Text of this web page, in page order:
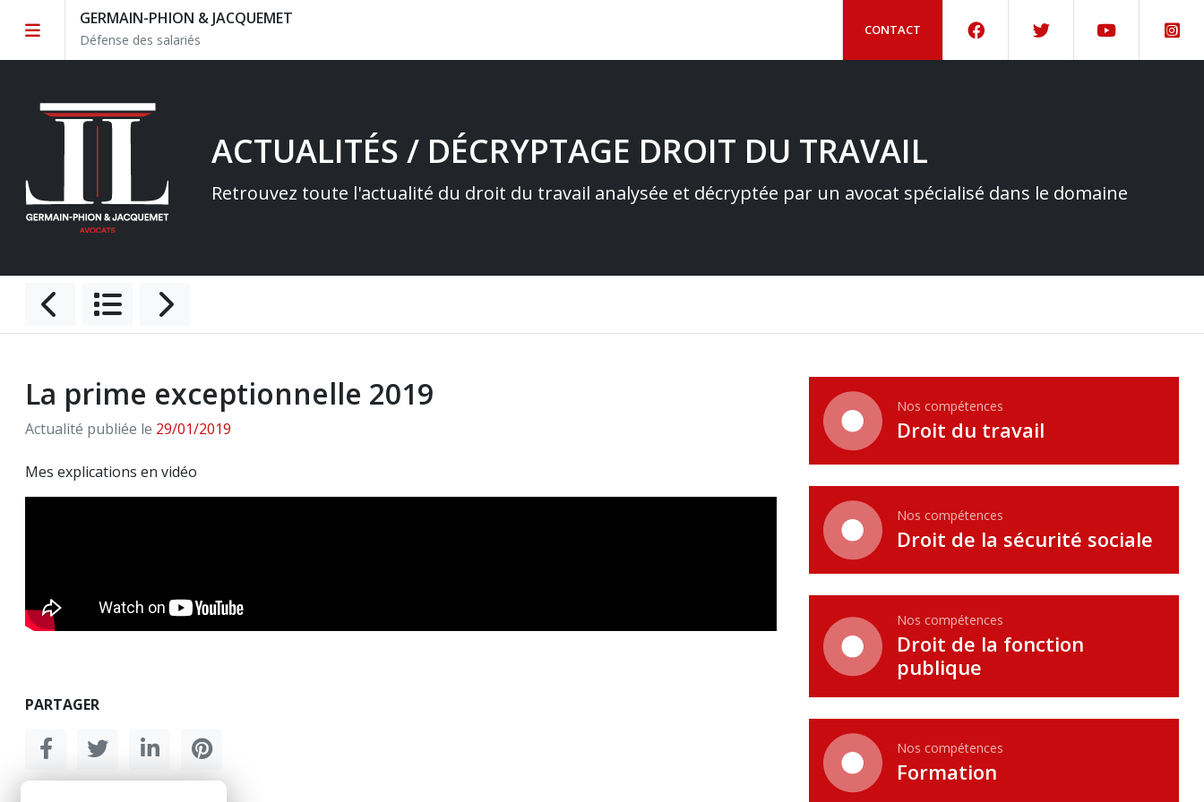
GERMAIN-PHION & JACQUEMET
Défense des salariés
CONTACT
ACTUALITÉS / DÉCRYPTAGE DROIT DU TRAVAIL
Retrouvez toute l'actualité du droit du travail analysée et décryptée par un avocat spécialisé dans le domaine
La prime exceptionnelle 2019
Actualité publiée le 29/01/2019
Mes explications en vidéo
PARTAGER
Nos compétences
Droit du travail
Nos compétences
Droit de la sécurité sociale
Nos compétences
Droit de la fonction
publique
Nos compétences
Formation